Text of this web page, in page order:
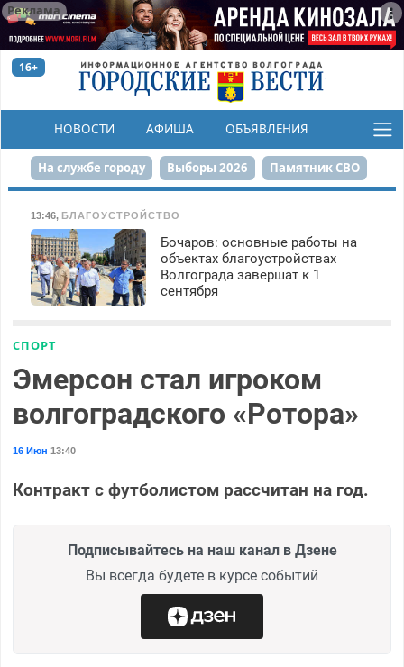
Реклама
16+
НОВОСТИ АФИША ОБЪЯВЛЕНИЯ
КОНКУРСЫ
На службе городу Выборы 2026 Памятник СВО
Сталинград в сердце
Набережная День Победы Реконструкция ЦПКиО
80-летие Победы Парк Героев-летчиков
13:46, БЛАГОУСТРОЙСТВО
Бочаров: основные работы на
объектах благоустройствах
Волгограда завершат к 1
сентября
СПОРТ
Эмерсон стал игроком
волгоградского «Ротора»
16 Июн 13:40
Контракт с футболистом рассчитан на год.
Подписывайтесь на наш канал в Дзене
Вы всегда будете в курсе событий